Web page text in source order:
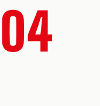
04